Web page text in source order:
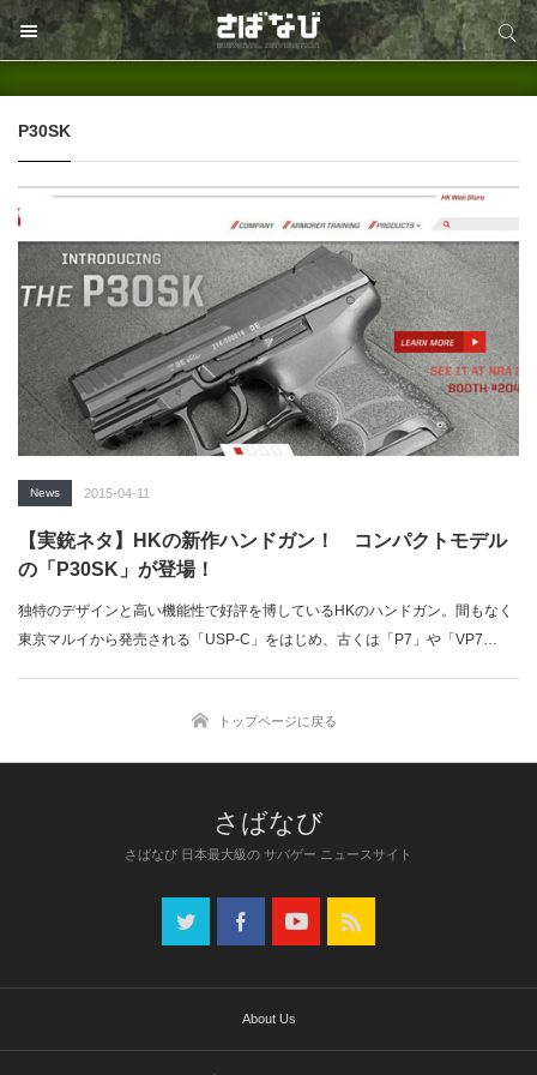
サイト内検索
P30SK
News 2015-04-11
【実銃ネタ】HKの新作ハンドガン！ コンパクトモデル
の「P30SK」が登場！
独特のデザインと高い機能性で好評を博しているHKのハンドガン。間もなく
東京マルイから発売される「USP-C」をはじめ、古くは「P7」や「VP7…
トップページに戻る
さばなび 日本最大級の サバゲー ニュースサイト
About Us
サイト内検索